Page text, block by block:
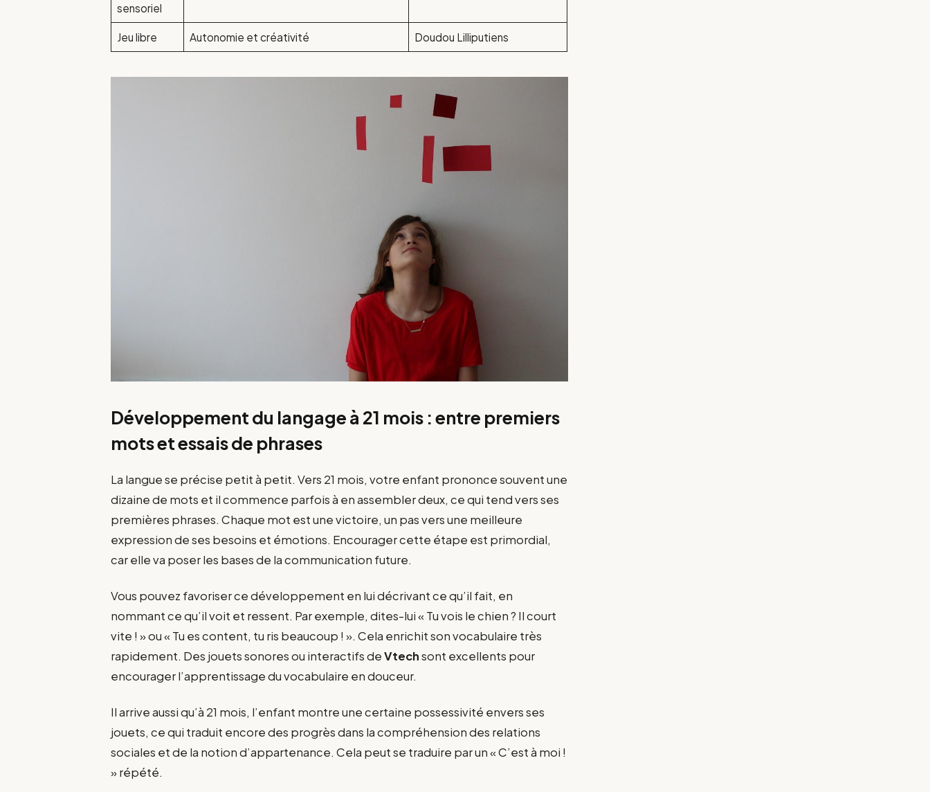
sensoriel
Jeu libre Autonomie et créativité Doudou Lilliputiens
Développement du langage à 21 mois : entre premiers
mots et essais de phrases
La langue se précise petit à petit. Vers 21 mois, votre enfant prononce souvent une
dizaine de mots et il commence parfois à en assembler deux, ce qui tend vers ses
premières phrases. Chaque mot est une victoire, un pas vers une meilleure
expression de ses besoins et émotions. Encourager cette étape est primordial,
car elle va poser les bases de la communication future.
Vous pouvez favoriser ce développement en lui décrivant ce qu’il fait, en
nommant ce qu’il voit et ressent. Par exemple, dites-lui « Tu vois le chien ? Il court
vite ! » ou « Tu es content, tu ris beaucoup ! ». Cela enrichit son vocabulaire très
rapidement. Des jouets sonores ou interactifs deVtechsont excellents pour
encourager l’apprentissage du vocabulaire en douceur.
Il arrive aussi qu’à 21 mois, l’enfant montre une certaine possessivité envers ses
jouets, ce qui traduit encore des progrès dans la compréhension des relations
sociales et de la notion d’appartenance. Cela peut se traduire par un « C’est à moi !
» répété.